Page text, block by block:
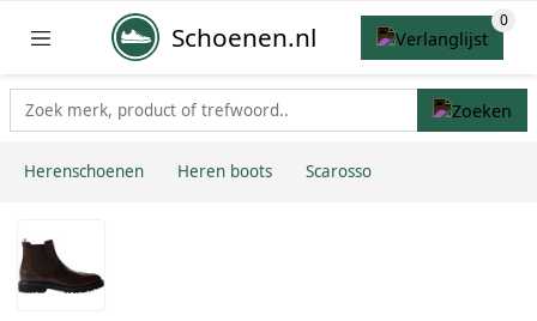
Schoenen.nl
Herenschoenen Heren boots Scarosso